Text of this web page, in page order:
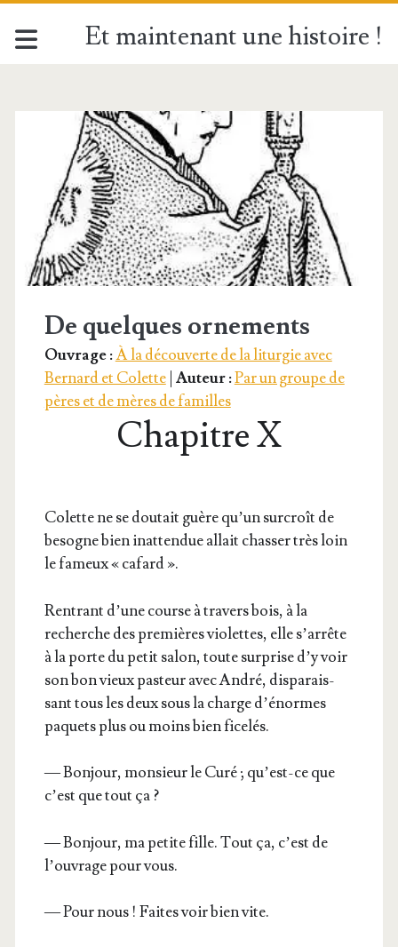
Et maintenant une histoire !
Étiquette :
<span>Mitre</span>
De quelques ornements
Ouvrage :À la découverte de la liturgie avec
Bernard et Colette| Auteur :Par un groupe de
pères et de mères de familles
Chapitre X
Colette ne se dou­tait guère qu’un sur­croît de
besogne bien inat­ten­due allait chas­ser très loin
le fameux « cafard ».
Ren­trant d’une course à tra­vers bois, à la
recherche des pre­mières vio­lettes, elle s’arrête
à la porte du petit salon, toute sur­prise d’y voir
son bon vieux pas­teur avec André, dis­pa­rais­
sant tous les deux sous la charge d’énormes
paquets plus ou moins bien ficelés.
— Bon­jour, mon­sieur le Curé ; qu’est-ce que
c’est que tout ça ?
— Bon­jour, ma petite fille. Tout ça, c’est de
l’ouvrage pour vous.
— Pour nous ! Faites voir bien vite.